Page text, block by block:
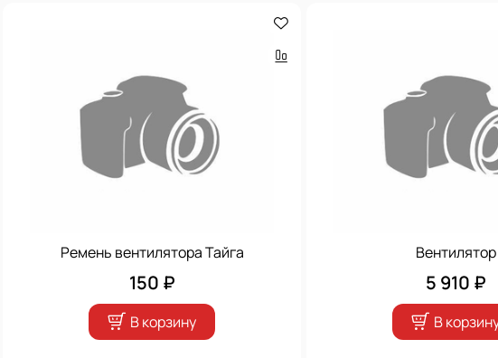
Ремень вентилятора Тайга
150 ₽
В корзину
Вентилятор
5 910 ₽
В